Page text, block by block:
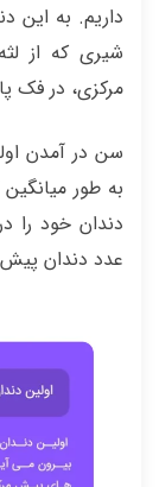
داریم. به این
شیری که از
مرکزی، در فک
عدد دندان پیش